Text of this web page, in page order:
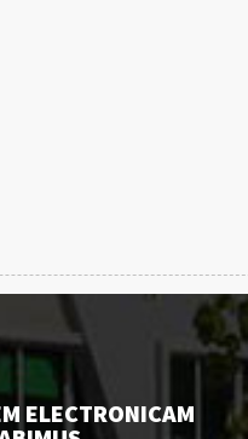
ELECTRONICAM